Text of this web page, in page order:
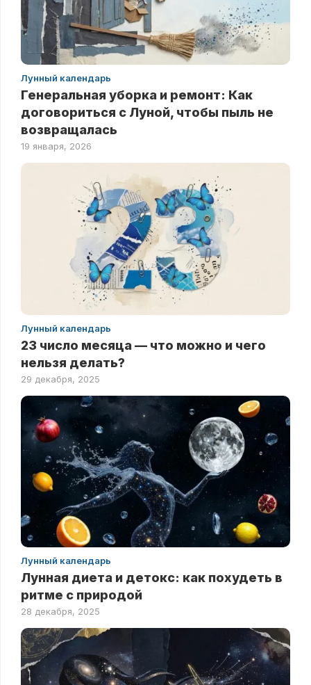
Лунный календарь
Генеральная уборка и ремонт: Как
договориться с Луной, чтобы пыль не
возвращалась
19 января, 2026
Лунный календарь
23 число месяца — что можно и чего
нельзя делать?
29 декабря, 2025
Лунный календарь
Лунная диета и детокс: как похудеть в
ритме с природой
28 декабря, 2025